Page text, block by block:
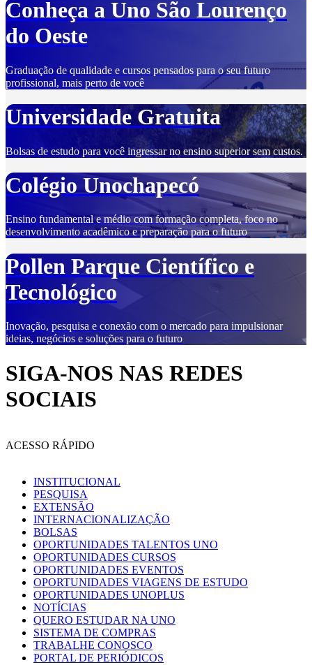
Conheça a Uno São Lourenço
do Oeste
Graduação de qualidade e cursos pensados para o seu futuro
profissional, mais perto de você
Universidade Gratuita
Bolsas de estudo para você ingressar no ensino superior sem custos.
Colégio Unochapecó
Ensino fundamental e médio com formação completa, foco no
desenvolvimento acadêmico e preparação para o futuro
Pollen Parque Científico e
Tecnológico
Inovação, pesquisa e conexão com o mercado para impulsionar
ideias, negócios e soluções para o futuro
SIGA-NOS NAS REDES
SOCIAIS
ACESSO RÁPIDO
INSTITUCIONAL
PESQUISA
EXTENSÃO
INTERNACIONALIZAÇÃO
BOLSAS
OPORTUNIDADES TALENTOS UNO
OPORTUNIDADES CURSOS
OPORTUNIDADES EVENTOS
OPORTUNIDADES VIAGENS DE ESTUDO
OPORTUNIDADES UNOPLUS
NOTÍCIAS
QUERO ESTUDAR NA UNO
SISTEMA DE COMPRAS
TRABALHE CONOSCO
PORTAL DE PERIÓDICOS